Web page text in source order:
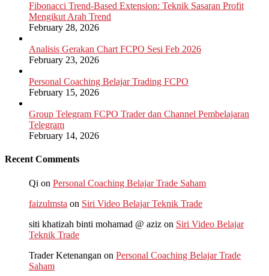
Fibonacci Trend-Based Extension: Teknik Sasaran Profit
Mengikut Arah Trend
February 28, 2026
Analisis Gerakan Chart FCPO Sesi Feb 2026
February 23, 2026
Personal Coaching Belajar Trading FCPO
February 15, 2026
Group Telegram FCPO Trader dan Channel Pembelajaran
Telegram
February 14, 2026
Recent Comments
Qi on Personal Coaching Belajar Trade Saham
faizulmsta on Siri Video Belajar Teknik Trade
siti khatizah binti mohamad @ aziz on Siri Video Belajar
Teknik Trade
Trader Ketenangan on Personal Coaching Belajar Trade
Saham